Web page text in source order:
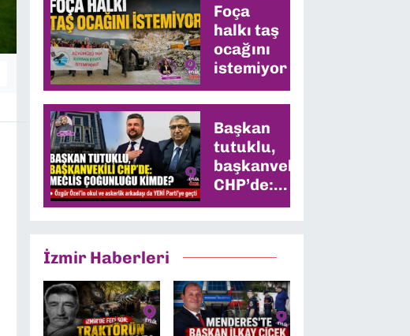
Foça
halkı taş
ocağını
istemiyor
Başkan
tutuklu,
başkanvekili
CHP’de:
Meclis
İzmir Haberleri